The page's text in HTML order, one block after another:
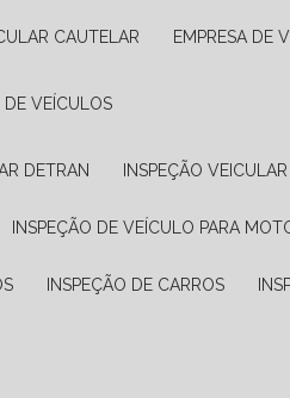
CAUTELAR EMPRESA DE
DE VEÍCULOS
DETRAN INSPEÇÃO
INSPEÇÃO DE VEÍCULO PARA
INSPEÇÃO DE CARROS